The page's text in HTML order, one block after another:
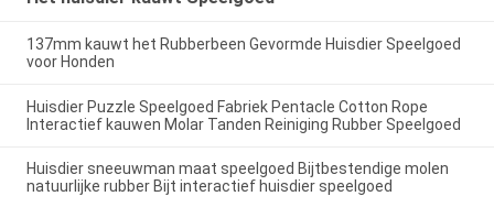
137mm kauwt het Rubberbeen Gevormde Huisdier Speelgoed
voor Honden
Huisdier Puzzle Speelgoed Fabriek Pentacle Cotton Rope
Interactief kauwen Molar Tanden Reiniging Rubber Speelgoed
Huisdier sneeuwman maat speelgoed Bijtbestendige molen
natuurlijke rubber Bijt interactief huisdier speelgoed